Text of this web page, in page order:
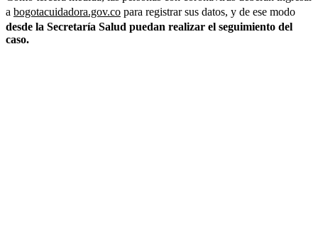
a bogotacuidadora.gov.co para registrar sus datos, y de ese modo
desde la Secretaría Salud puedan realizar el seguimiento del
caso.